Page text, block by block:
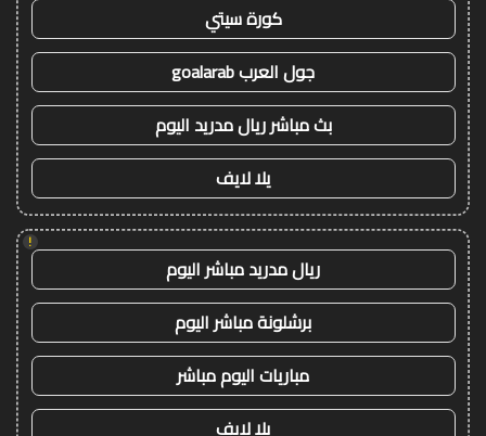
كورة سيتي
جول العرب goalarab
بث مباشر ريال مدريد اليوم
يلا لايف
!
ريال مدريد مباشر اليوم
برشلونة مباشر اليوم
مباريات اليوم مباشر
يلا لايف